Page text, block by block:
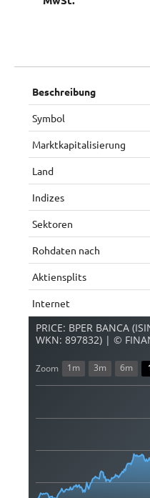
Beschreibung
Symbol
Marktkapitalisierung
Land
Indizes
Sektoren
Rohdaten nach
Aktiensplits
Internet
PRICE: BPER BANCA
WKN: 897832) | ©
Zoom 1m 3m 6m